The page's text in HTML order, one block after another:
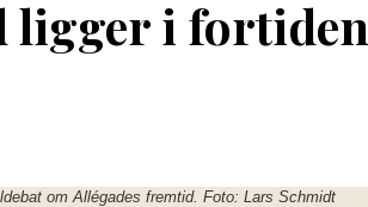
ligger i fortiden
om Allégades fremtid. Foto: Lars Schmidt